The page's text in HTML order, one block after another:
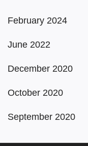
February 2024
June 2022
December 2020
October 2020
September 2020